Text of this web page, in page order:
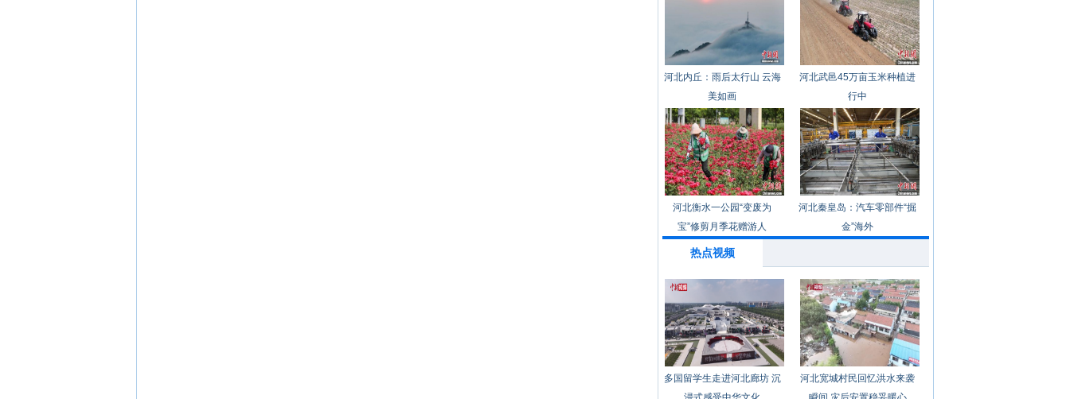
河北内丘：雨后太行山 云海
美如画
河北武邑45万亩玉米种植进
行中
河北衡水一公园“变废为
宝”修剪月季花赠游人
河北秦皇岛：汽车零部件“掘
金”海外
热点视频
多国留学生走进河北廊坊 沉
河北宽城村民回忆洪水来袭